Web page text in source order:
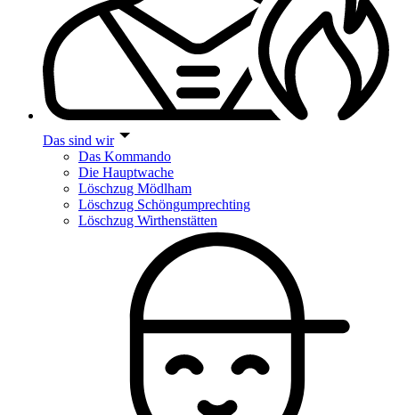
Das sind wir
Das Kommando
Die Hauptwache
Löschzug Mödlham
Löschzug Schöngumprechting
Löschzug Wirthenstätten